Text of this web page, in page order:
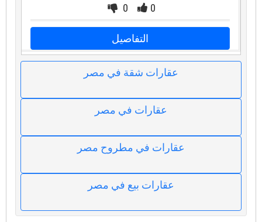
0
0
التفاصيل
عقارات شقة في مصر
عقارات في مصر
عقارات في مطروح مصر
عقارات بيع في مصر